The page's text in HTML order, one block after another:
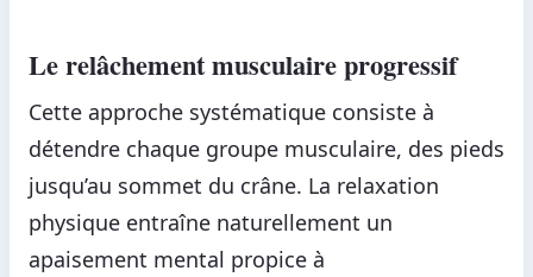
Le relâchement musculaire progressif
Cette approche systématique consiste à
détendre chaque groupe musculaire, des pieds
jusqu’au sommet du crâne. La relaxation
physique entraîne naturellement un
apaisement mental propice à